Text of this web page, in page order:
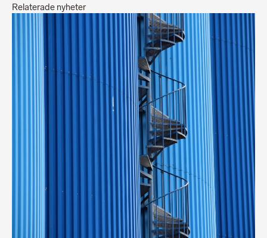
Relaterade nyheter